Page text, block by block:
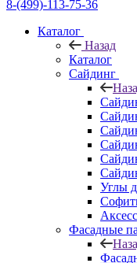
8-(499)-113-75-36
Каталог
Назад
Каталог
Сайдинг
Углы
Фасадные